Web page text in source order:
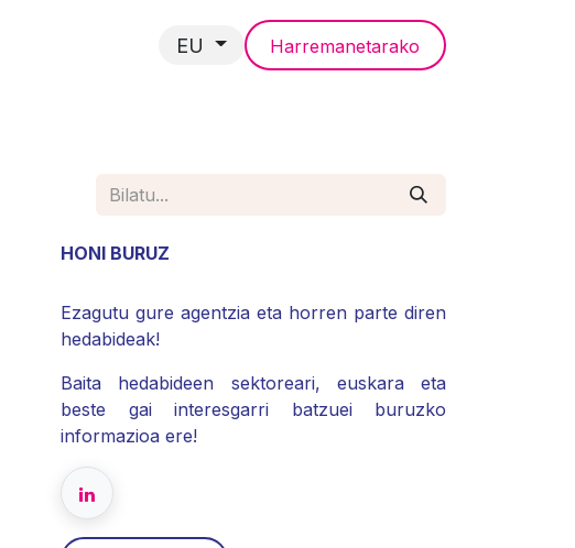
EU Harremanetarako
HONI BURUZ
Ezagutu gure agentzia eta horren parte diren
hedabideak!
Baita hedabideen sektoreari, euskara eta
beste gai interesgarri batzuei buruzko
informazioa ere!